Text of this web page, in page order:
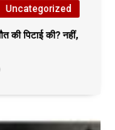
Uncategorized
की पिटाई की? नहीं,